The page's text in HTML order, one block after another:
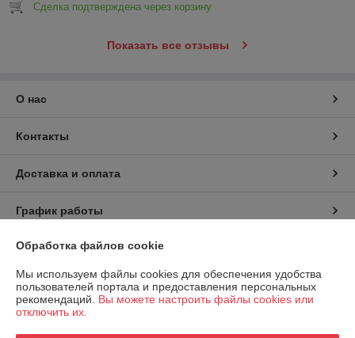
Сделка подтверждена через корзину
Показать все отзывы
О нас
Контакты
Доставка и оплата
График работы
Полная версия сайта
Политика обработки cookies
Обработка файлов cookie
Мы используем файлы cookies для обеспечения удобства
пользователей портала и предоставления персональных
рекомендаций. Вы можете настроить файлы cookies или
отключить их.